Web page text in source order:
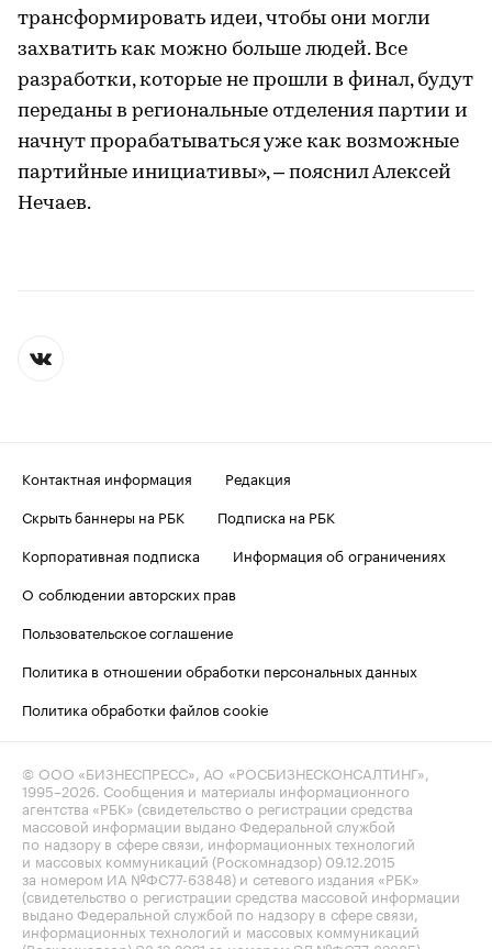
трансформировать идеи, чтобы они могли
захватить как можно больше людей. Все
разработки, которые не прошли в финал, будут
переданы в региональные отделения партии и
начнут прорабатываться уже как возможные
партийные инициативы», – пояснил Алексей
Нечаев.
Контактная информация
Редакция
Скрыть баннеры на РБК
Подписка на РБК
Корпоративная подписка
Информация об ограничениях
О соблюдении авторских прав
Пользовательское соглашение
Политика в отношении обработки персональных данных
Политика обработки файлов cookie
© ООО «БИЗНЕСПРЕСС», АО «РОСБИЗНЕСКОНСАЛТИНГ»,
1995–2026 . Сообщения и материалы информационного
агентства «РБК» (свидетельство о регистрации средства
массовой информации выдано Федеральной службой
по надзору в сфере связи, информационных технологий
и массовых коммуникаций (Роскомнадзор) 09.12.2015
за номером ИА №ФС77-63848) и сетевого издания «РБК»
(свидетельство о регистрации средства массовой информации
выдано Федеральной службой по надзору в сфере связи,
информационных технологий и массовых коммуникаций